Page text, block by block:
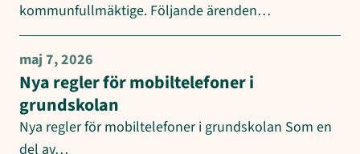
kommunfullmäktige. Följande ärenden…
maj 7, 2026
Nya regler för mobiltelefoner i
grundskolan
Nya regler för mobiltelefoner i grundskolan Som en
del av…